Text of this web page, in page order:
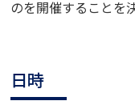
のを開催することを
日時